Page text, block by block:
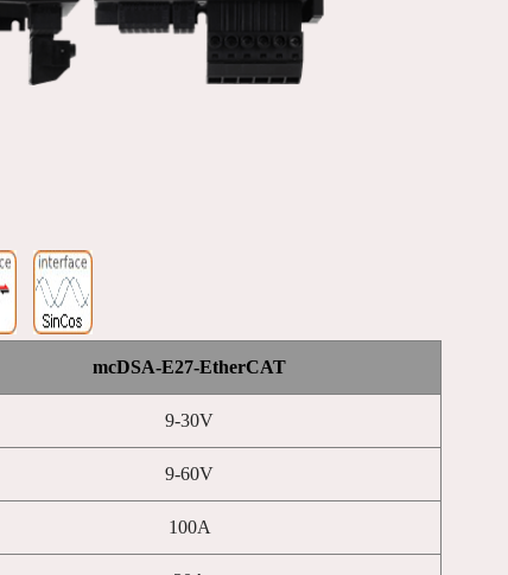
mcDSA-E27-EtherCAT
9-30V
9-60V
100A